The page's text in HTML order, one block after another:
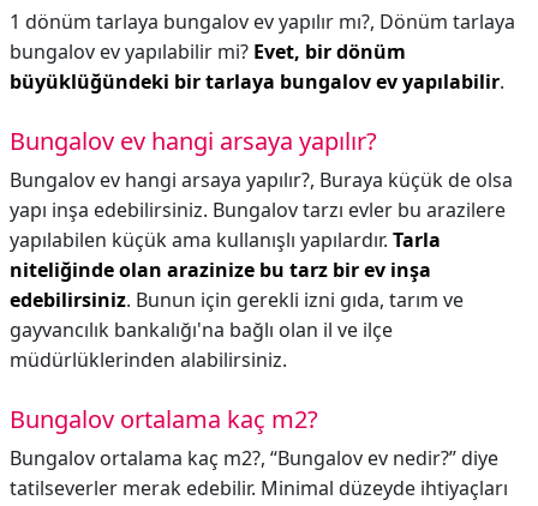
1 dönüm tarlaya bungalov ev yapılır mı?, Dönüm tarlaya
bungalov ev yapılabilir mi? Evet, bir dönüm
büyüklüğündeki bir tarlaya bungalov ev yapılabilir.
Bungalov ev hangi arsaya yapılır?
Bungalov ev hangi arsaya yapılır?, Buraya küçük de olsa
yapı inşa edebilirsiniz. Bungalov tarzı evler bu arazilere
yapılabilen küçük ama kullanışlı yapılardır. Tarla
niteliğinde olan arazinize bu tarz bir ev inşa
edebilirsiniz. Bunun için gerekli izni gıda, tarım ve
gayvancılık bankalığı'na bağlı olan il ve ilçe
müdürlüklerinden alabilirsiniz.
Bungalov ortalama kaç m2?
Bungalov ortalama kaç m2?, “Bungalov ev nedir?” diye
tatilseverler merak edebilir. Minimal düzeyde ihtiyaçları